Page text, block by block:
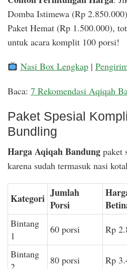
Domba Istimewa (Rp
Paket Hemat (Rp 1.500.000),
untuk acara komplit 100 porsi!
Nasi Box Lengkap|
Baca: 7 Rekomendasi Aqiqah
Paket Spesial
Bundling
Harga Aqiqah Bandung paket
karena sudah termasuk nasi
Kategori Jumlah
Porsi
Bintang
1
60 porsi Rp
Bintang
2
80 porsi Rp